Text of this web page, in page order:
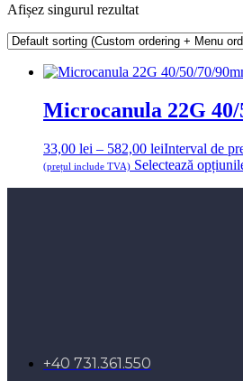
Afișez singurul rezultat
Microcanula 22G
33,00 lei – 582,00 leiInterval de
(prețul include TVA) Selectează
+40 731.361.550